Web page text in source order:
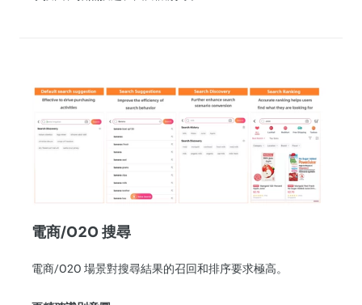
電商/O2O 搜尋
電商/O2O 場景對搜尋結果的召回和排序要求極高。